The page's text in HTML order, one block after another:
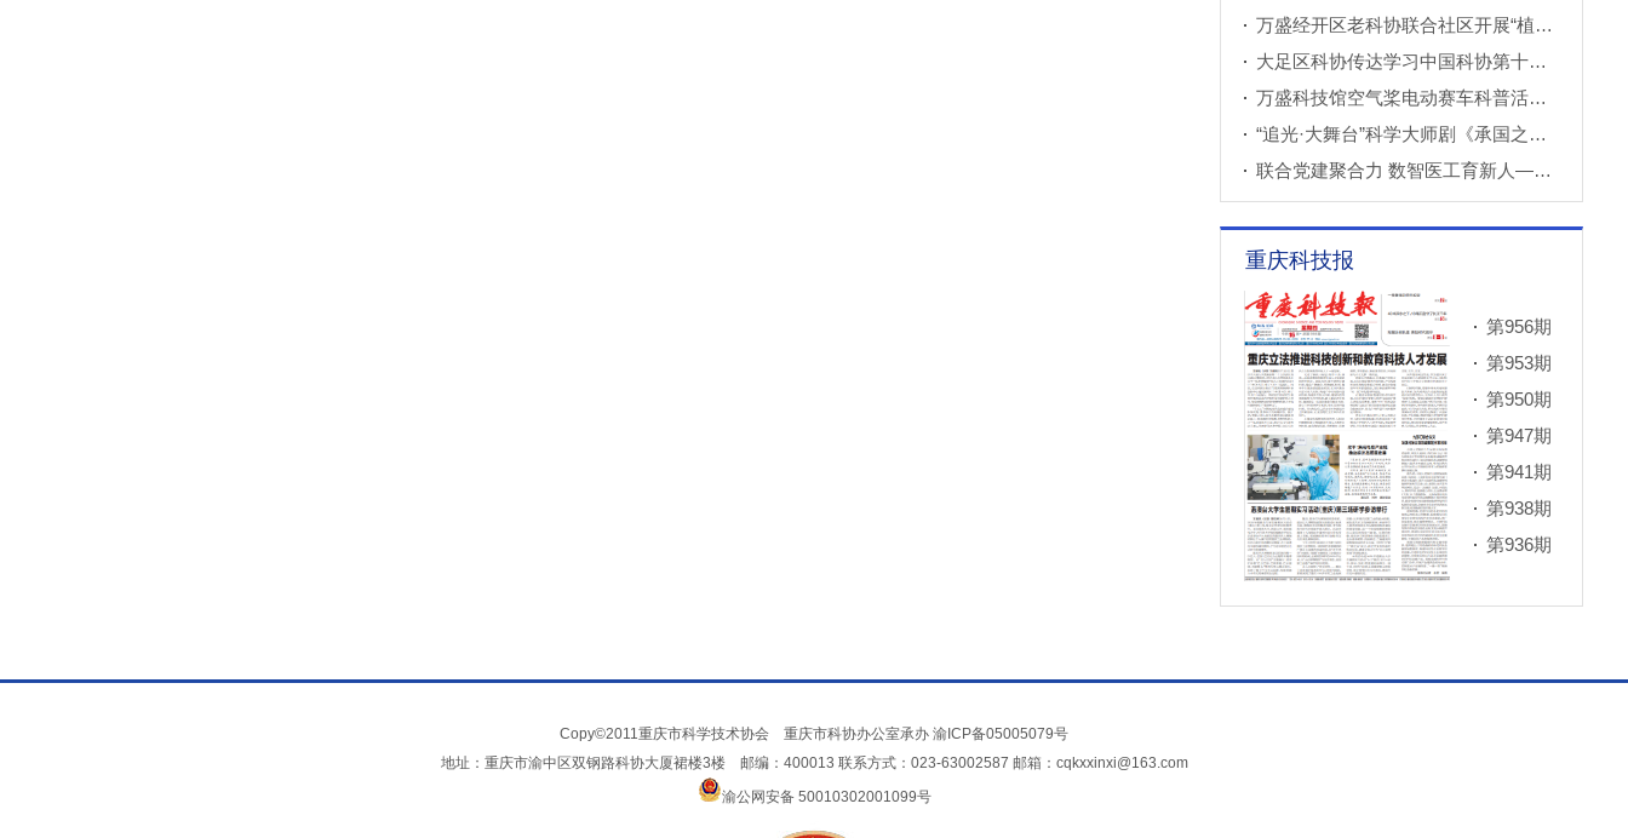
万盛经开区老科协联合社区开展“植物奇妙世界”青少年科普教育课
大足区科协传达学习中国科协第十一次全国代表大会精神
万盛科技馆空气桨电动赛车科普活动进社区
“追光·大舞台”科学大师剧《承国之书》云阳、巫溪巡演成功
联合党建聚合力 数智医工育新人——重庆西部数智医疗研究院开展庆“七一”联合主题党（团）日暨正确政绩观专题学习交流活动
重庆科技报
第956期
第953期
第950期
第947期
第941期
第938期
第936期
Copy©2011重庆市科学技术协会 重庆市科协办公室承办 渝ICP备05005079号
地址：重庆市渝中区双钢路科协大厦裙楼3楼 邮编：400013 联系方式：023-63002587 邮箱：cqkxxinxi@163.com
渝公网安备 50010302001099号